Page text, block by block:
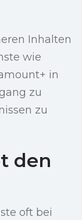
Inhalten
wie
in
zu
zu
den
oft bei